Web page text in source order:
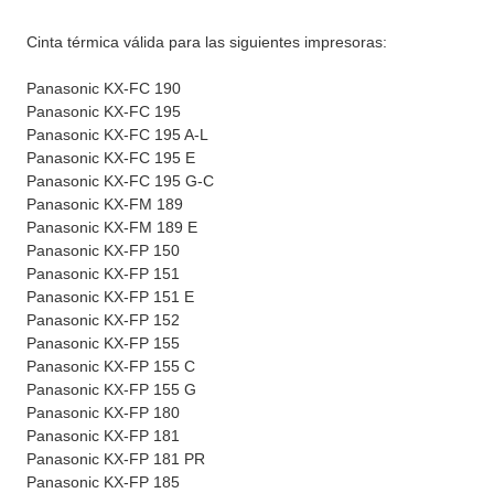
Cinta térmica válida para las siguientes impresoras:
Panasonic KX-FC 190
Panasonic KX-FC 195
Panasonic KX-FC 195 A-L
Panasonic KX-FC 195 E
Panasonic KX-FC 195 G-C
Panasonic KX-FM 189
Panasonic KX-FM 189 E
Panasonic KX-FP 150
Panasonic KX-FP 151
Panasonic KX-FP 151 E
Panasonic KX-FP 152
Panasonic KX-FP 155
Panasonic KX-FP 155 C
Panasonic KX-FP 155 G
Panasonic KX-FP 180
Panasonic KX-FP 181
Panasonic KX-FP 181 PR
Panasonic KX-FP 185